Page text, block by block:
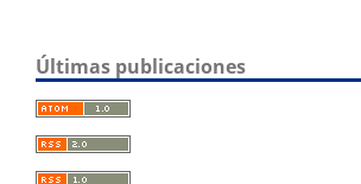
Últimas publicaciones